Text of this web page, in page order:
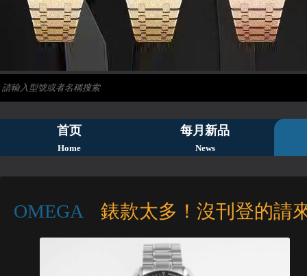
首页
Home
每月新品
News
OMEGA 錶款太多！沒刊登的請